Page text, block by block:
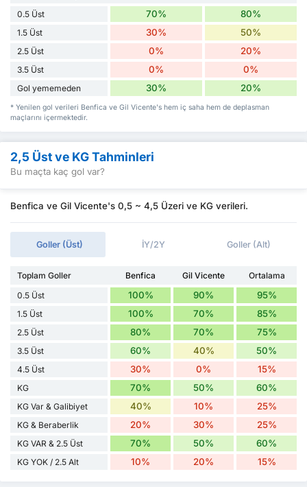
0.5 Üst
70% 80%
1.5 Üst 30% 50%
2.5 Üst 0% 20%
3.5 Üst 0% 0%
Gol yememeden 30% 20%
* Yenilen gol verileri Benfica ve Gil Vicente's hem iç saha hem de deplasman
maçlarını içermektedir.
2,5 Üst ve KG Tahminleri
Bu maçta kaç gol var?
Benfica ve Gil Vicente's 0,5 ~ 4,5 Üzeri ve KG verileri.
Goller (Üst) İY/2Y Goller (Alt)
Toplam Goller Benfica Gil Vicente
Ortalama
0.5 Üst
100% 90% 95%
1.5 Üst 100% 70% 85%
2.5 Üst 80% 70% 75%
3.5 Üst 60% 40% 50%
4.5 Üst 30% 0% 15%
KG 70% 50% 60%
KG Var & Galibiyet 40% 10% 25%
KG & Beraberlik 20% 30% 25%
KG VAR & 2.5 Üst 70% 50% 60%
KG YOK / 2.5 Alt 10% 20% 15%